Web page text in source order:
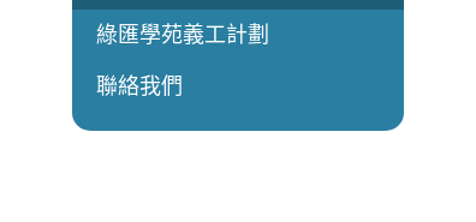
綠匯學苑義工計劃
聯絡我們